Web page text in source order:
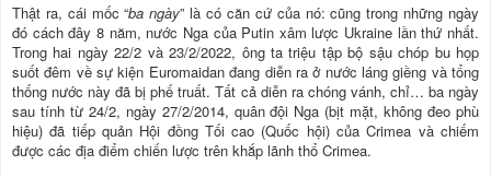
Thật ra, cái mốc “ba ngày” là có căn cứ của nó: cũng trong những ngày
đó cách đây 8 năm, nước Nga của Putin xâm lược Ukraine lần thứ nhất.
Trong hai ngày 22/2 và 23/2/2022, ông ta triệu tập bộ sậu chóp bu họp
suốt đêm về sự kiện Euromaidan đang diễn ra ở nước láng giềng và tổng
thống nước này đã bị phế truất. Tất cả diễn ra chóng vánh, chỉ… ba ngày
sau tính từ 24/2, ngày 27/2/2014, quân đội Nga (bịt mặt, không đeo phù
hiệu) đã tiếp quản Hội đồng Tối cao (Quốc hội) của Crimea và chiếm
được các địa điểm chiến lược trên khắp lãnh thổ Crimea.